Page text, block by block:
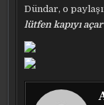
Dündar, o
lütfen kapıyı